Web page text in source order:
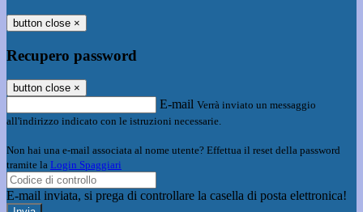
button close ×
Recupero password
button close ×
E-mail Verrà inviato un messaggio
all'indirizzo indicato con le istruzioni necessarie.
Non hai una e-mail associata al nome utente? Effettua il reset della password
tramite la Login Spaggiari
E-mail inviata, si prega di controllare la casella di posta elettronica!